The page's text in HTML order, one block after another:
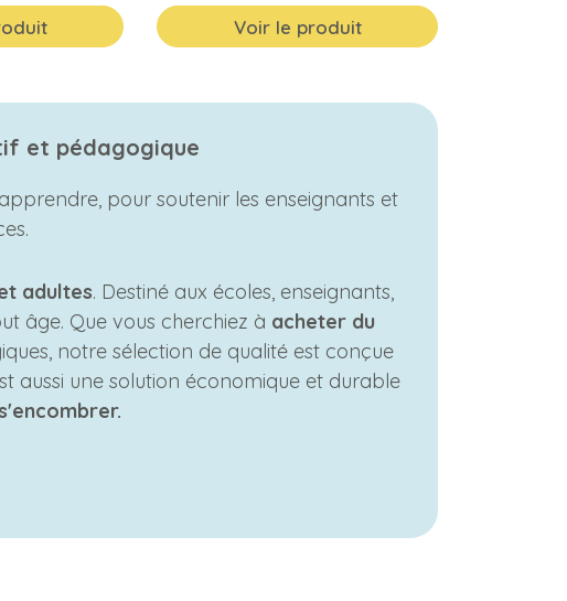
Voir le produit
et pédagogique
pour soutenir les enseignants et
adultes. Destiné aux écoles, enseignants,
âge. Que vous cherchiez à acheter du
notre sélection de qualité est conçue
aussi une solution économique et durable